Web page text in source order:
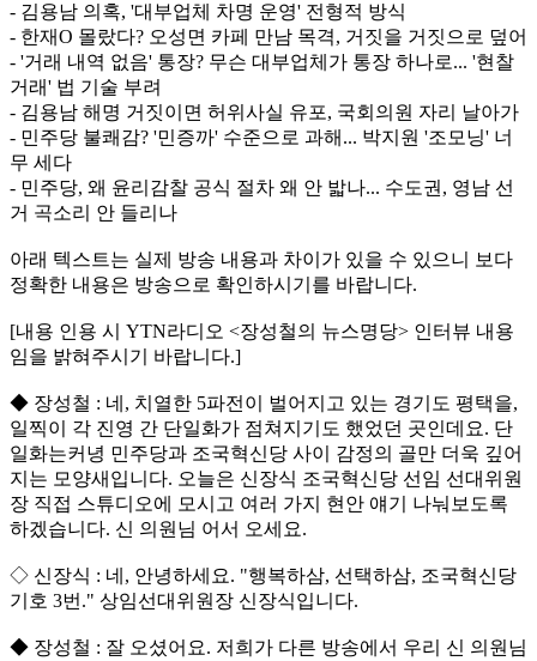
- 김용남 의혹, '대부업체 차명 운영' 전형적 방식
- 한재O 몰랐다? 오성면 카페 만남 목격, 거짓을 거짓으로 덮어
- '거래 내역 없음' 통장? 무슨 대부업체가 통장 하나로... '현찰
거래' 법 기술 부려
- 김용남 해명 거짓이면 허위사실 유포, 국회의원 자리 날아가
- 민주당 불쾌감? '민증까' 수준으로 과해... 박지원 '조모닝' 너
무 세다
- 민주당, 왜 윤리감찰 공식 절차 왜 안 밟나... 수도권, 영남 선
거 곡소리 안 들리나
아래 텍스트는 실제 방송 내용과 차이가 있을 수 있으니 보다
정확한 내용은 방송으로 확인하시기를 바랍니다.
[내용 인용 시 YTN라디오 <장성철의 뉴스명당> 인터뷰 내용
임을 밝혀주시기 바랍니다.]
◆ 장성철 : 네, 치열한 5파전이 벌어지고 있는 경기도 평택을,
일찍이 각 진영 간 단일화가 점쳐지기도 했었던 곳인데요. 단
일화는커녕 민주당과 조국혁신당 사이 감정의 골만 더욱 깊어
지는 모양새입니다. 오늘은 신장식 조국혁신당 선임 선대위원
장 직접 스튜디오에 모시고 여러 가지 현안 얘기 나눠보도록
하겠습니다. 신 의원님 어서 오세요.
◇ 신장식 : 네, 안녕하세요. "행복하삼, 선택하삼, 조국혁신당
기호 3번." 상임선대위원장 신장식입니다.
◆ 장성철 : 잘 오셨어요. 저희가 다른 방송에서 우리 신 의원님